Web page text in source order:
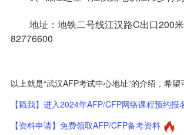
地址：地铁二号线江汉路C出口200
82776600
以上就是“武汉AFP考试中心地址”的介绍，希
【戳我】进入2024年AFP/CFP网络课程预约报
【资料申请】免费领取AFP/CFP备考资料